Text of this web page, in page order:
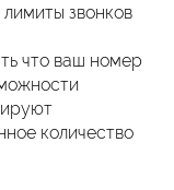
звонков
что ваш номер
количество